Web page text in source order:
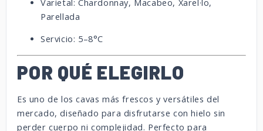
Varietal: Chardonnay, Macabeo, Xarel·lo,
Parellada
Servicio: 5–8°C
POR QUÉ ELEGIRLO
Es uno de los cavas más frescos y versátiles del
mercado, diseñado para disfrutarse con hielo sin
perder cuerpo ni complejidad. Perfecto para